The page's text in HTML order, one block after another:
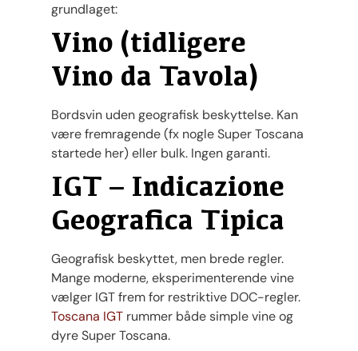
grundlaget:
Vino (tidligere
Vino da Tavola)
Bordsvin uden geografisk beskyttelse. Kan
være fremragende (fx nogle Super Toscana
startede her) eller bulk. Ingen garanti.
IGT – Indicazione
Geografica Tipica
Geografisk beskyttet, men brede regler.
Mange moderne, eksperimenterende vine
vælger IGT frem for restriktive DOC-regler.
Toscana IGT rummer både simple vine og
dyre Super Toscana.